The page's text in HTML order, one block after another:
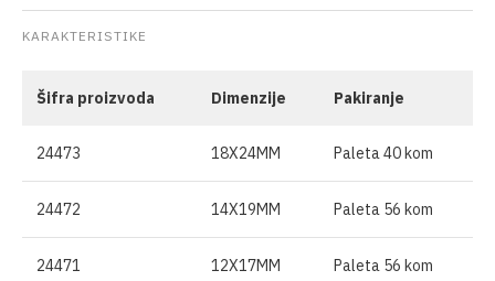
KARAKTERISTIKE
Šifra proizvoda Dimenzije Pakiranje
24473 18X24MM Paleta 40 kom
24472 14X19MM Paleta 56 kom
24471 12X17MM Paleta 56 kom